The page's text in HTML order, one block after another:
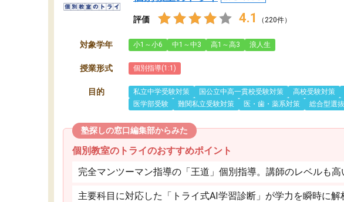
評価 4.1 （220件）
対象学年 小1～小6 中1～中3 高1～高3 浪人生
授業形式 個別指導(1:1)
目的 私立中学受験対策 国公立中高一貫校受験対策 高校受験対策
医学部受験
難関私立受験対策 医・歯・薬系対策 総合型選
塾探しの窓口編集部からみた
個別教室のトライのおすすめポイント
完全マンツーマン指導の「王道」個別指導。講師のレベルも高
主要科目に対応した「トライ式AI学習診断」が学力を瞬時に解